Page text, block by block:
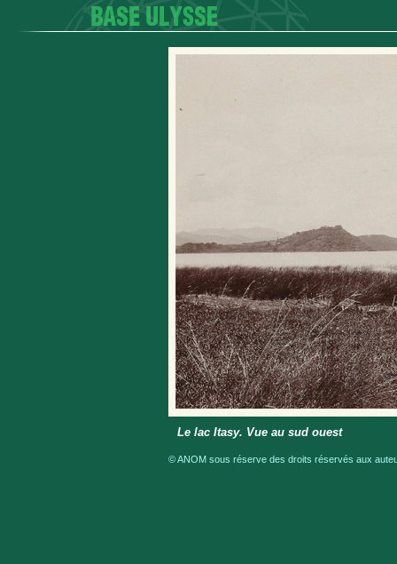
Le lac Itasy. Vue au sud ouest
© ANOM sous réserve des droits réservés aux